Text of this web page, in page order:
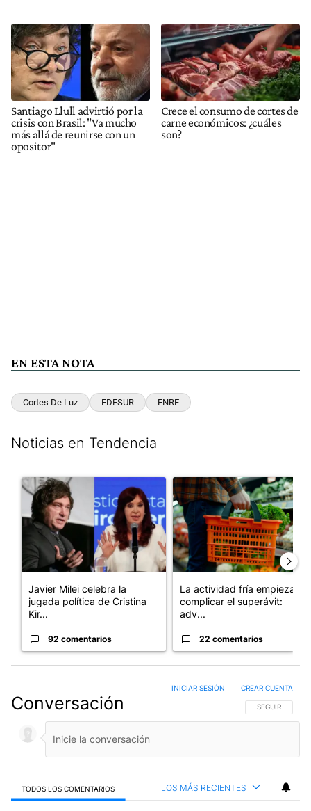
Santiago Llull advirtió por la
crisis con Brasil: "Va mucho
más allá de reunirse con un
opositor"
Crece el consumo de cortes de
carne económicos: ¿cuáles
son?
EN ESTA NOTA
Cortes De Luz EDESUR ENRE
Noticias en Tendencia
Un artículo de tendencia con el título "Javier Milei celebra la
Javier Milei celebra la
jugada política de Cristina
Kir...
92 comentarios
Un artículo de tendencia con
La actividad fría empieza a
complicar el superávit:
adv...
22 comentarios
Conversación SIGA ESTA
SEGUIR
INICIAR SESIÓN CREAR CUENTA
TODOS LOS COMENTARIOS LOS MÁS RECIENTES